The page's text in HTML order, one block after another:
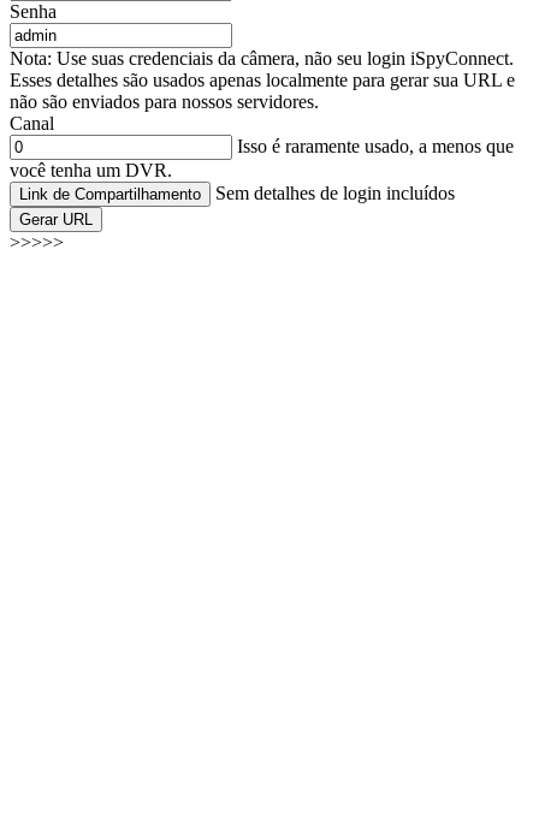
Senha
Nota: Use suas credenciais da câmera, não seu login iSpyConnect.
Esses detalhes são usados apenas localmente para gerar sua URL e
não são enviados para nossos servidores.
Canal
Isso é raramente usado, a menos que
você tenha um DVR.
Link de Compartilhamento Sem detalhes de login incluídos
Gerar URL
>>>>>